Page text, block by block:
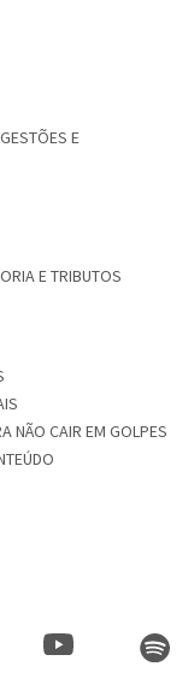
E
E TRIBUTOS
NÃO CAIR EM GOLPES